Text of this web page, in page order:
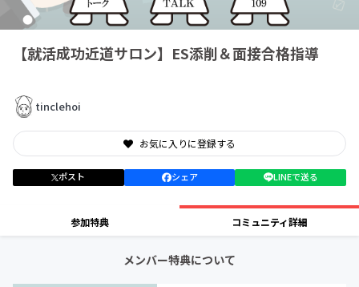
【就活成功近道サロン】ES添削＆面接合格指導
tinclehoi
お気に入りに登録する
ポスト シェア LINEで送る
参加特典 コミュニティ詳細
メンバー特典について